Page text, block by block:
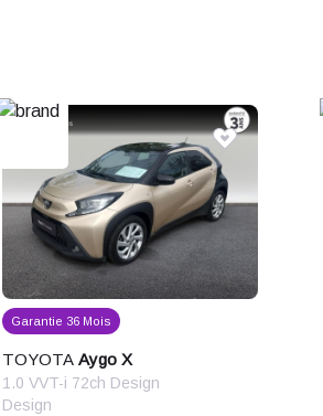
Garantie 36 Mois
TOYOTA Aygo X
1.0 VVT-i 72ch Design
Design